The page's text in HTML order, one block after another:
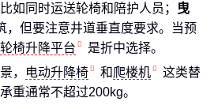
如同时运送轮椅和陪护人员；
曳
，但要注意井道垂直度要求。当预
轮椅升降平台
是折中选择。
，
电动升降椅 和爬楼机
这类替
重通常不超过200kg。